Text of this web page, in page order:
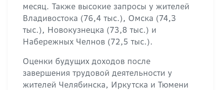
месяц. Также высокие запросы у жителей
Владивостока (76,4 тыс.), Омска (74,3
тыс.), Новокузнецка (73,8 тыс.) и
Набережных Челнов (72,5 тыс.).
Оценки будущих доходов после
завершения трудовой деятельности у
жителей Челябинска, Иркутска и Тюмени